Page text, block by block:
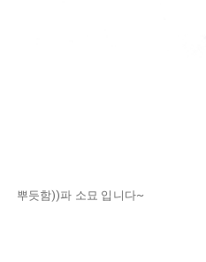
뿌듯함))파 소묘 입니다~